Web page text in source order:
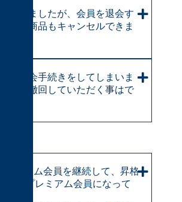
購入しましたが、会員を退会す
で購入商品もキャンセルできま
て、退会手続きをしてしまいま
退会を撤回していただく事はで
レミアム会員を継続して、昇格
よりSプレミアム会員になって